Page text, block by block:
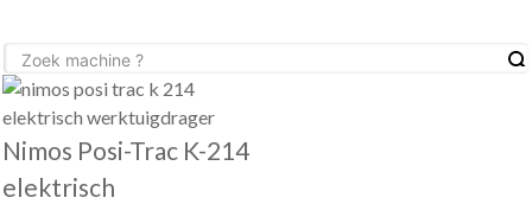
Nimos Posi-Trac K-214
elektrisch